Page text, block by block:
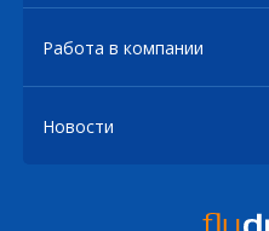
Работа в компании
Новости